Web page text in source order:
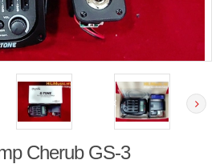
Cherub GS-3